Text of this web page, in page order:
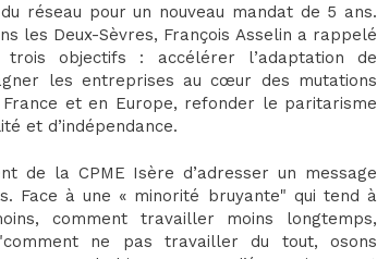
réseau pour un nouveau mandat de 5 ans.
les Deux-Sèvres, François Asselin a rappelé
objectifs : accélérer l’adaptation de
les entreprises au cœur des mutations
France et en Europe, refonder le paritarisme
et d’indépendance.
de la CPME Isère d’adresser un message
Face à une « minorité bruyante" qui tend à
comment travailler moins longtemps,
ne pas travailler du tout, osons